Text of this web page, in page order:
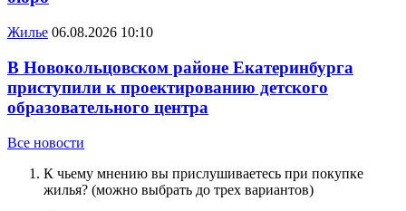
Жилье 06.08.2026 10:10
В Новокольцовском районе Екатеринбурга
приступили к проектированию детского
образовательного центра
Все новости
К чьему мнению вы прислушиваетесь при покупке
жилья? (можно выбрать до трех вариантов)